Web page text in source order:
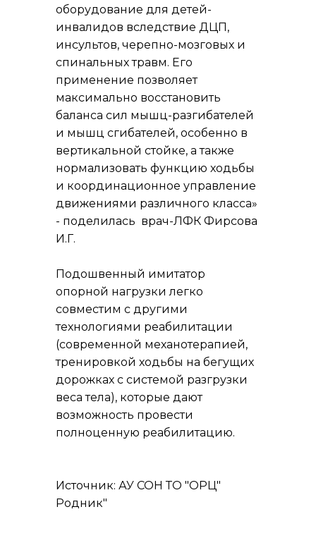
оборудование для детей-
инвалидов вследствие ДЦП,
инсультов, черепно-мозговых и
спинальных травм. Его
применение позволяет
максимально восстановить
баланса сил мышц-разгибателей
и мышц сгибателей, особенно в
вертикальной стойке, а также
нормализовать функцию ходьбы
и координационное управление
движениями различного класса»
- поделилась врач-ЛФК Фирсова
И.Г.
Подошвенный имитатор
опорной нагрузки легко
совместим с другими
технологиями реабилитации
(современной механотерапией,
тренировкой ходьбы на бегущих
дорожках с системой разгрузки
веса тела), которые дают
возможность провести
полноценную реабилитацию.
Источник: АУ СОН ТО "ОРЦ"
Родник"